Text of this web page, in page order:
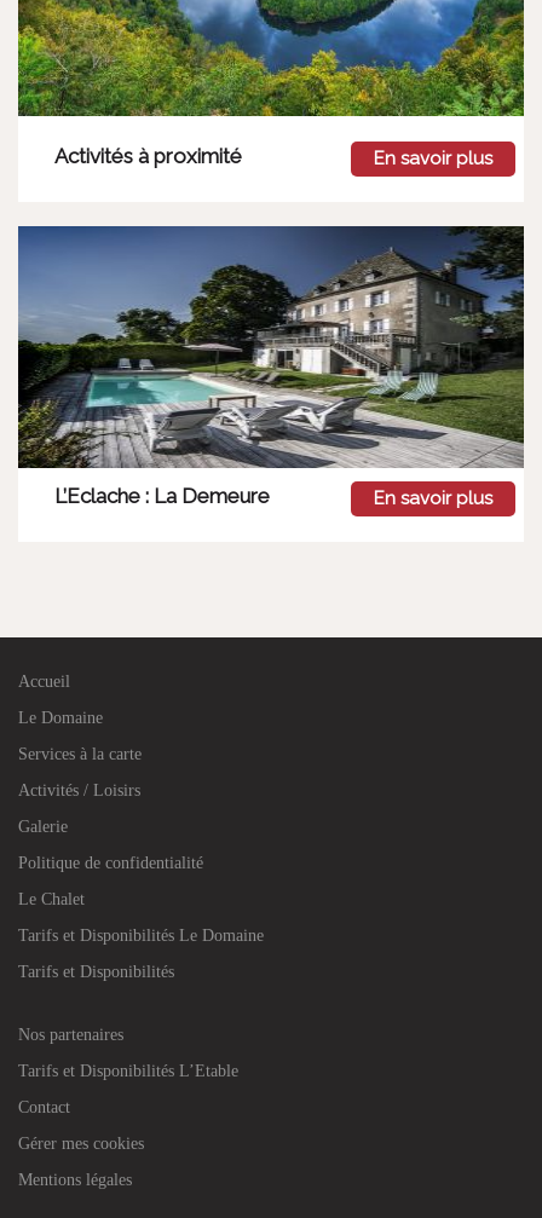
Activités à proximité En savoir plus
L’Eclache : La Demeure En savoir plus
Accueil
Le Domaine
Services à la carte
Activités / Loisirs
Galerie
Politique de confidentialité
Le Chalet
Tarifs et Disponibilités Le Domaine
Tarifs et Disponibilités
Nos partenaires
Tarifs et Disponibilités L’Etable
Contact
Gérer mes cookies
Mentions légales